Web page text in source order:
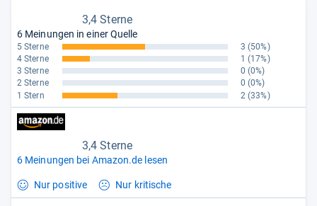
3,4 Sterne
6 Meinungen in einer Quelle
5 Sterne 3 (50%)
4 Sterne
1 (17%)
3 Sterne
0 (0%)
2 Sterne
0 (0%)
1 Stern
2 (33%)
3,4 Sterne
6 Meinungen bei Amazon.de lesen
Nur positive Nur kritische